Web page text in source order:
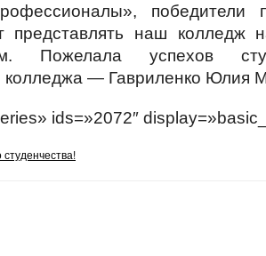
победители
представлять наш
Пожелала успехов
колледжа — Гавриленко Юлия
ids=»2072″